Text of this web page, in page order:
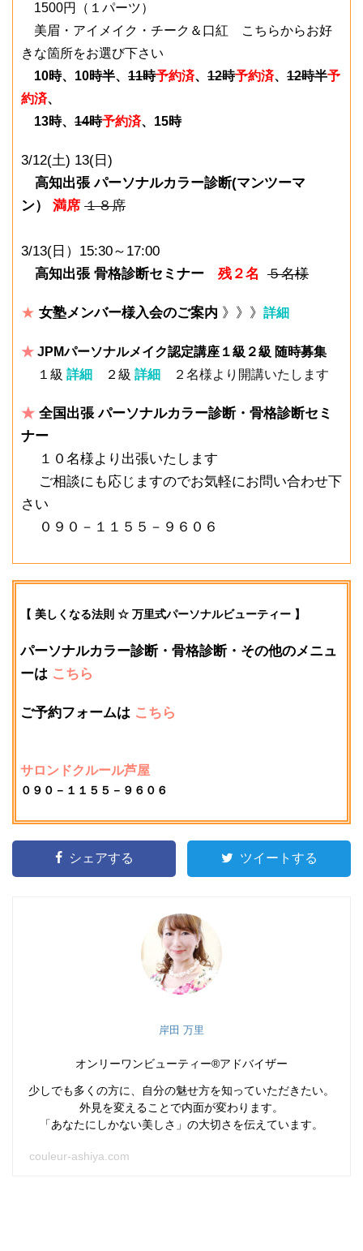
1500円（１パーツ）
美眉・アイメイク・チーク＆口紅 こちらからお好
きな箇所をお選び下さい
10時、10時半、 11時予約済、 12時予約済、 12時半予
約済、
13時、 14時予約済、15時
3/12(土) 13(日)
高知出張 パーソナルカラー診断(マンツーマ
ン） 満席 １８席
3/13(日）15:30～17:00
高知出張 骨格診断セミナー 残２名 ５名様
★ 女塾メンバー様入会のご案内 》》》 詳細
★ J PMパーソナルメイク認定講座１級２級 随時募集
１級 詳細 ２級 詳細 ２名様より開講いたします
★ 全国出張 パーソナルカラー診断・骨格診断セミ
ナー
１０名様より出張いたします
ご相談にも応じますのでお気軽にお問い合わせ下
さい
０９０－１１５５－９６０６
【 美しくなる法則 ☆ 万里式パーソナルビューティー 】
パーソナルカラー診断・骨格診断・その他のメニュ
ーは こちら
ご予約フォームは こちら
サロンドクルール芦屋
０９０－１１５５－９６０６
シェアする ツイートする
岸田 万里
オンリーワンビューティー®アドバイザー
少しでも多くの方に、自分の魅せ方を知っていただきたい。
外見を変えることで内面が変わります。
「あなたにしかない美しさ」の大切さを伝えています。
couleur-ashiya.com